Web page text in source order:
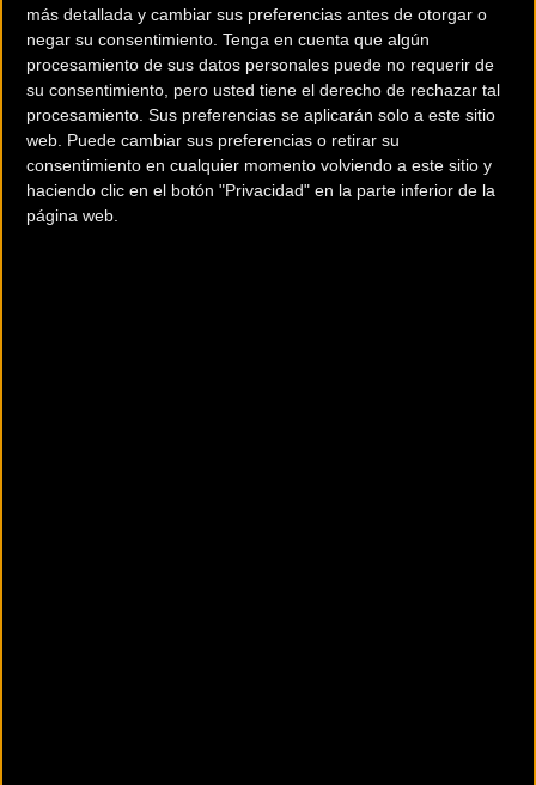
más detallada y cambiar sus preferencias antes de otorgar o
negar su consentimiento. Tenga en cuenta que algún
procesamiento de sus datos personales puede no requerir de
su consentimiento, pero usted tiene el derecho de rechazar tal
procesamiento. Sus preferencias se aplicarán solo a este sitio
web. Puede cambiar sus preferencias o retirar su
consentimiento en cualquier momento volviendo a este sitio y
haciendo clic en el botón "Privacidad" en la parte inferior de la
página web.